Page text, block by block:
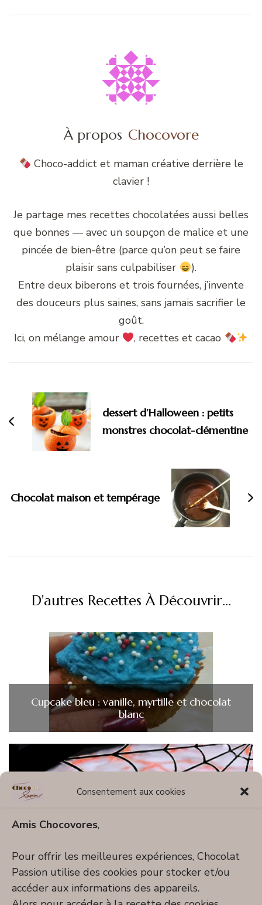
Consentement aux cookies
Amis Chocovores,
Pour offrir les meilleures expériences, Chocolat
Passion utilise des cookies pour stocker et/ou
accéder aux informations des appareils.
À propos Chocovore
Choco-addict et maman créative derrière le
clavier !
Je partage mes recettes chocolatées aussi belles
que bonnes — avec un soupçon de malice et une
pincée de bien-être (parce qu’on peut se faire
plaisir sans culpabiliser
).
Entre deux biberons et trois fournées, j’invente
des douceurs plus saines, sans jamais sacrifier le
goût.
Ici, on mélange amour
, recettes et cacao
d'article
dessert d’Halloween : petits
monstres chocolat-clémentine
Chocolat maison et tempérage
D'autres Recettes À Découvrir...
Cupcake bleu : vanille, myrtille et chocolat
blanc